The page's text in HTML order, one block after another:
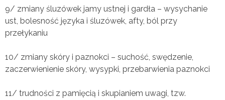
9/ zmiany śluzówek jamy ustnej i gardła – wysychanie
ust, bolesność języka i śluzówek, afty, ból przy
przełykaniu
10/ zmiany skóry i paznokci – suchość, swędzenie,
zaczerwienienie skóry, wysypki, przebarwienia paznokci
11/ trudności z pamięcią i skupianiem uwagi, tzw.